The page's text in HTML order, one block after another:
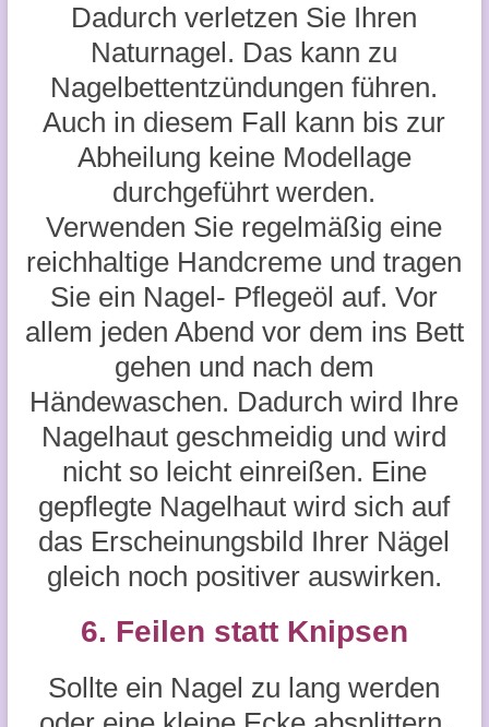
Dadurch verletzen Sie Ihren
Naturnagel. Das kann zu
Nagelbettentzündungen führen.
Auch in diesem Fall kann bis zur
Abheilung keine Modellage
durchgeführt werden.
Verwenden Sie regelmäßig eine
reichhaltige Handcreme und tragen
Sie ein Nagel- Pflegeöl auf. Vor
allem jeden Abend vor dem ins Bett
gehen und nach dem
Händewaschen. Dadurch wird Ihre
Nagelhaut geschmeidig und wird
nicht so leicht einreißen. Eine
gepflegte Nagelhaut wird sich auf
das Erscheinungsbild Ihrer Nägel
gleich noch positiver auswirken.
6. Feilen statt Knipsen
Sollte ein Nagel zu lang werden